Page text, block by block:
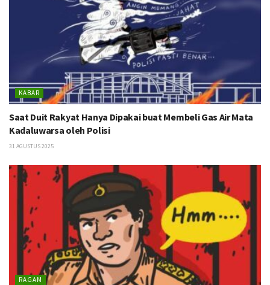
KABAR
Saat Duit Rakyat Hanya Dipakai buat Membeli Gas Air Mata
Kadaluwarsa oleh Polisi
31 AGUSTUS 2025
RAGAM